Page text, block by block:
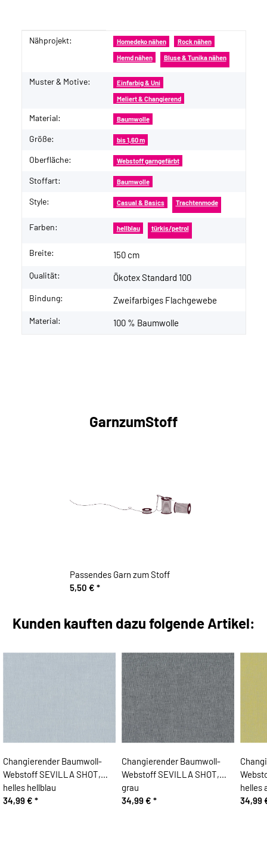
Produkteigenschaft
Wert
Nähprojekt: Homedeko nähen Rock nähen
Hemd nähen Bluse & Tunika nähen
Muster & Motive: Einfarbig & Uni
Meliert & Changierend
Material: Baumwolle
Größe: bis 1,60 m
Oberfläche: Webstoff garngefärbt
Stoffart: Baumwolle
Style: Casual & Basics Trachtenmode
Farben: hellblau türkis/petrol
Breite: 150 cm
Qualität: Ökotex Standard 100
Bindung: Zweifarbiges Flachgewebe
Material: 100 % Baumwolle
GarnzumStoff
Passendes Garn zum Stoff
5,50 € *
Kunden kauften dazu folgende Artikel:
Changierender Baumwoll-
Webstoff SEVILLA SHOT,
helles hellblau
34,99 € *
Changierender Baumwoll-
Webstoff SEVILLA SHOT,
grau
34,99 € *
helles
34,99